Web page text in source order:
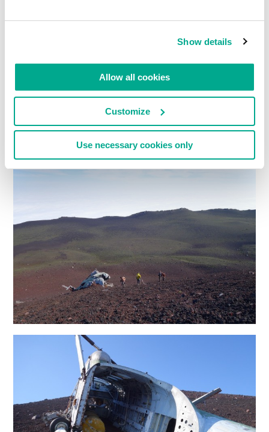
Show details
Allow all cookies
Customize
Use necessary cookies only